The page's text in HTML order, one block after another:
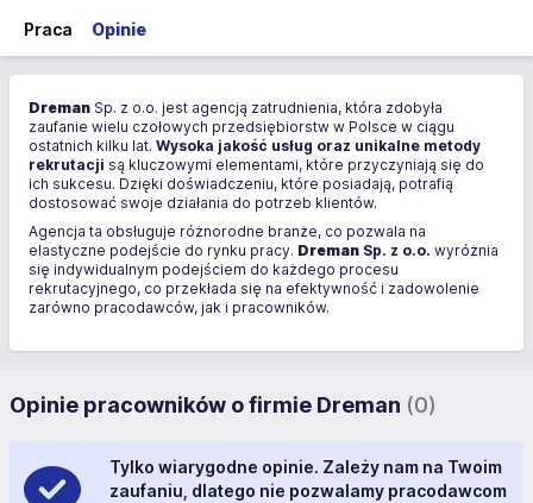
Praca Opinie
Dreman Sp. z o.o. jest agencją zatrudnienia, która zdobyła
zaufanie wielu czołowych przedsiębiorstw w Polsce w ciągu
ostatnich kilku lat. Wysoka jakość usług oraz unikalne metody
rekrutacji są kluczowymi elementami, które przyczyniają się do
ich sukcesu. Dzięki doświadczeniu, które posiadają, potrafią
dostosować swoje działania do potrzeb klientów.
Agencja ta obsługuje różnorodne branże, co pozwala na
elastyczne podejście do rynku pracy. Dreman Sp. z o.o. wyróżnia
się indywidualnym podejściem do każdego procesu
rekrutacyjnego, co przekłada się na efektywność i zadowolenie
zarówno pracodawców, jak i pracowników.
Opinie pracowników o firmie Dreman (0)
Tylko wiarygodne opinie. Zależy nam na Twoim
zaufaniu, dlatego nie pozwalamy pracodawcom